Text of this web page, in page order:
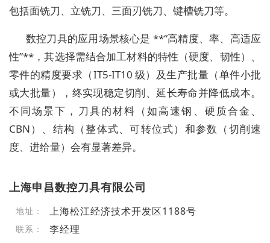
包括面铣刀、立铣刀、三面刃铣刀、键槽铣刀等。
数控刀具的应用场景核心是 **“高精度、率、高适应
性”**，其选择需结合加工材料的特性（硬度、韧性）、
零件的精度要求（IT5-IT10 级）及生产批量（单件小批
或大批量），终实现稳定切削、延长寿命并降低成本。
不同场景下，刀具的材料（如高速钢、硬质合金、
CBN）、结构（整体式、可转位式）和参数（切削速
度、进给量）会有显著差异。
上海申昌数控刀具有限公司
地址： 上海松江经济技术开发区1188号
联系： 李经理